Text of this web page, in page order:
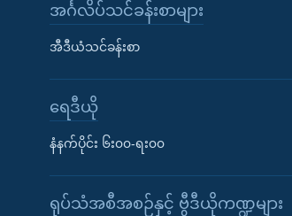
အင်္ဂလိပ်သင်ခန်းစာများ
အီဒီယံသင်ခန်းစာ
ရေဒီယို
နံနက်ပိုင်း ၆း၀၀-ရး၀၀
ရုပ်သံအစီအစဉ်နှင့် ဗွီဒီယိုကဏ္ဍများ